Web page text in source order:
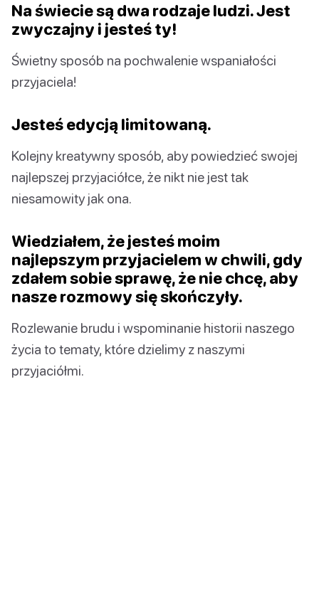
Na świecie są dwa rodzaje ludzi. Jest
zwyczajny i jesteś ty!
Świetny sposób na pochwalenie wspaniałości
przyjaciela!
Jesteś edycją limitowaną.
Kolejny kreatywny sposób, aby powiedzieć swojej
najlepszej przyjaciółce, że nikt nie jest tak
niesamowity jak ona.
Wiedziałem, że jesteś moim
najlepszym przyjacielem w chwili, gdy
zdałem sobie sprawę, że nie chcę, aby
nasze rozmowy się skończyły.
Rozlewanie brudu i wspominanie historii naszego
życia to tematy, które dzielimy z naszymi
przyjaciółmi.